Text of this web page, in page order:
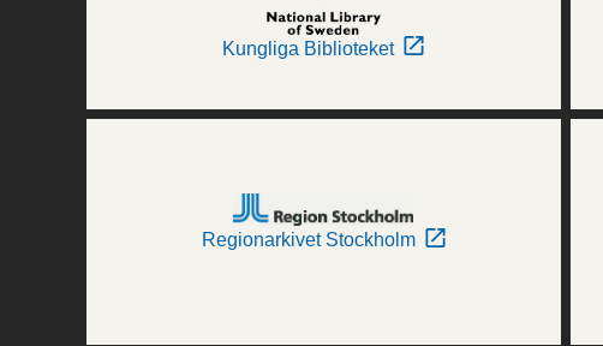
Kungliga Biblioteket
Regionarkivet Stockholm